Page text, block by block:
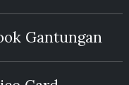
Gantungan